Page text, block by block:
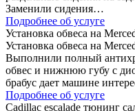
Заменили сидения…
Подробнее об услуге
Установка обвеса на
Установка обвеса на
Выполнили полный
обвес и нижнюю губу с
брабус дает машине
Подробнее об услуге
Сadillac escalade тюнинг